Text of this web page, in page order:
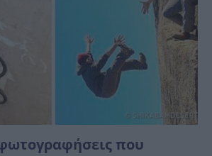
που